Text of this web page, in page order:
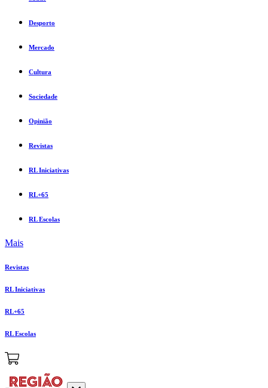
Desporto
Mercado
Cultura
Sociedade
Opinião
Revistas
RL Iniciativas
RL+65
RL Escolas
Mais
Revistas
RL Iniciativas
RL+65
RL Escolas